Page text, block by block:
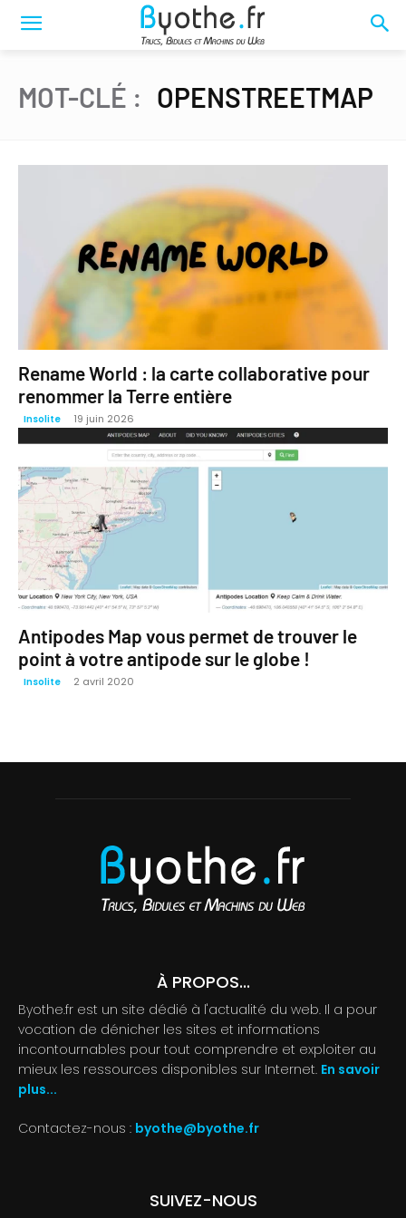
MOT-CLÉ : OPENSTREETMAP
Rename World : la carte collaborative pour
renommer la Terre entière
Insolite 19 juin 2026
Antipodes Map vous permet de trouver le
point à votre antipode sur le globe !
Insolite 2 avril 2020
À PROPOS...
Byothe.fr est un site dédié à l'actualité du web. Il a pour
vocation de dénicher les sites et informations
incontournables pour tout comprendre et exploiter au
mieux les ressources disponibles sur Internet. En savoir
plus...
Contactez-nous : byothe@byothe.fr
SUIVEZ-NOUS